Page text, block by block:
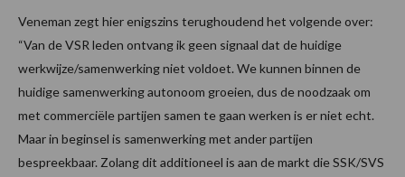
Veneman zegt hier enigszins terughoudend het volgende over:
“Van de VSR leden ontvang ik geen signaal dat de huidige
werkwijze/samenwerking niet voldoet. We kunnen binnen de
huidige samenwerking autonoom groeien, dus de noodzaak om
met commerciële partijen samen te gaan werken is er niet echt.
Maar in beginsel is samenwerking met ander partijen
bespreekbaar. Zolang dit additioneel is aan de markt die SSK/SVS